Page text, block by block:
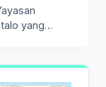
yang